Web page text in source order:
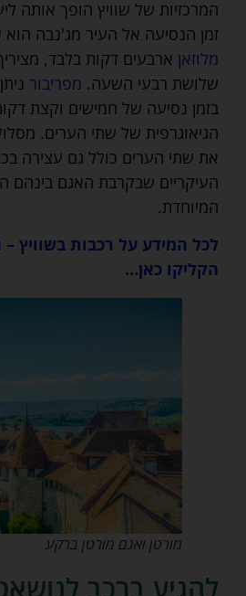
המרכזיות של שוויץ הופך אותה
זמן הנסיעה אל העיר מג'נבה הוא
מלוזאןארבעים דקות בלבד, מציריך
שלושת רבעי השעה.מפריבורניתן
בזמן נסיעה של חמישים וקצת
הגיאוגרפית של שתי הערים.
את שתי הערים כולל גם עצירה
המיוחדת.
לכל המידע על רכבות בשוויץ –
הקליקו כאן…
מורטן ואגם מורטן ברקע